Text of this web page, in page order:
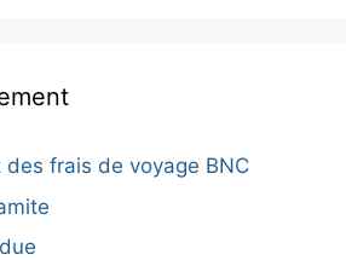
des frais de voyage BNC